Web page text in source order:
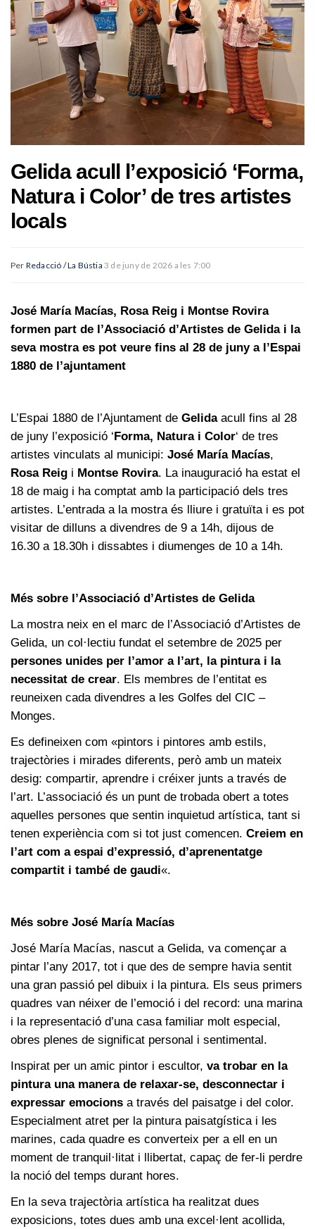
Gelida acull l’exposició ‘Forma,
Natura i Color’ de tres artistes
locals
Per Redacció / La Bústia 3 de juny de 2026 a les 7:00
José María Macías, Rosa Reig i Montse Rovira
formen part de l’Associació d’Artistes de Gelida i la
seva mostra es pot veure fins al 28 de juny a l’Espai
1880 de l’ajuntament
L’Espai 1880 de l’Ajuntament de Gelidaacull fins al 28
de juny l’exposició ‘Forma, Natura i Color‘ de tres
artistes vinculats al municipi: José María Macías,
Rosa Reig i Montse Rovira. La inauguració ha estat el
18 de maig i ha comptat amb la participació dels tres
artistes. L’entrada a la mostra és lliure i gratuïta i es pot
visitar de dilluns a divendres de 9 a 14h, dijous de
16.30 a 18.30h i dissabtes i diumenges de 10 a 14h.
Més sobre l’Associació d’Artistes de Gelida
La mostra neix en el marc de l’Associació d’Artistes de
Gelida, un col·lectiu fundat el setembre de 2025 per
persones unides per l’amor a l’art, la pintura i la
necessitat de crear. Els membres de l’entitat es
reuneixen cada divendres a les Golfes del CIC –
Monges.
Es defineixen com «pintors i pintores amb estils,
trajectòries i mirades diferents, però amb un mateix
desig: compartir, aprendre i créixer junts a través de
l’art. L’associació és un punt de trobada obert a totes
aquelles persones que sentin inquietud artística, tant si
tenen experiència com si tot just comencen. Creiem en
l’art com a espai d’expressió, d’aprenentatge
compartit i també de gaudi«.
Més sobre José María Macías
José María Macías, nascut a Gelida, va començar a
pintar l’any 2017, tot i que des de sempre havia sentit
una gran passió pel dibuix i la pintura. Els seus primers
quadres van néixer de l’emoció i del record: una marina
i la representació d’una casa familiar molt especial,
obres plenes de significat personal i sentimental.
Inspirat per un amic pintor i escultor, va trobar en la
pintura una manera de relaxar-se, desconnectar i
expressar emocions a través del paisatge i del color.
Especialment atret per la pintura paisatgística i les
marines, cada quadre es converteix per a ell en un
moment de tranquil·litat i llibertat, capaç de fer-li perdre
la noció del temps durant hores.
En la seva trajectòria artística ha realitzat dues
exposicions, totes dues amb una excel·lent acollida,